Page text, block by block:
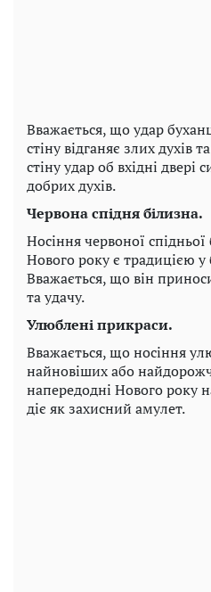
Вважається, що удар
стіну відганяє злих духів
стіну удар об вхідні двері
добрих духів.
Червона спідня білизна.
Носіння червоної
Нового року є традицією у
Вважається, що він
та удачу.
Улюблені прикраси.
Вважається, що носіння
найновіших або
напередодні Нового року
діє як захисний амулет.